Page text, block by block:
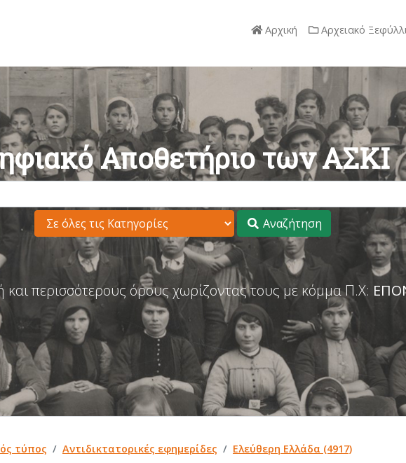
Αρχική Αρχειακό
Αποθετήριο των ΑΣΚΙ
Αναζήτηση
περισσότερους όρους χωρίζοντας τους με κόμμα Π.Χ:
τύπος Αντιδικτατορικές εφημερίδες Ελεύθερη Ελλάδα (4917)